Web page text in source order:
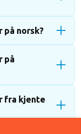
norsk?
på
fra kjente